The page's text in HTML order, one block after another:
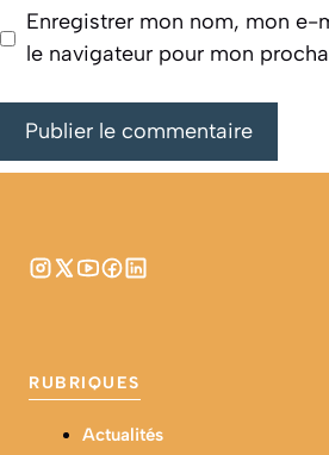
Enregistrer mon nom, mon e-
le navigateur pour mon
RUBRIQUES
Actualités